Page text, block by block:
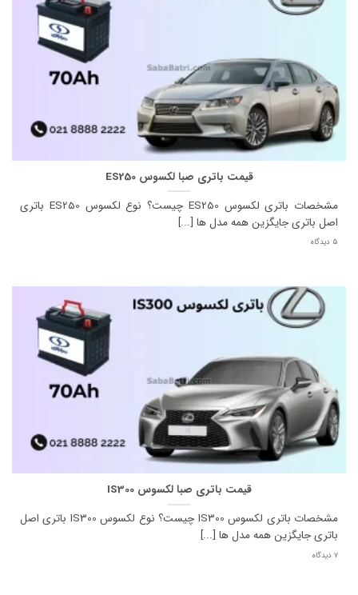
قیمت باتری صبا لکسوس ES250
مشخصات باتری لکسوس ES250 چیست؟ نوع لکسوس ES250 باتری
اصل باتری جایگزین همه مدل ها [...]
5 دیدگاه
قیمت باتری صبا لکسوس IS300
مشخصات باتری لکسوس IS300 چیست؟ نوع لکسوس IS300 باتری اصل
باتری جایگزین همه مدل ها [...]
7 دیدگاه